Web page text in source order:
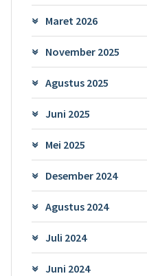
Maret 2026
November 2025
Agustus 2025
Juni 2025
Mei 2025
Desember 2024
Agustus 2024
Juli 2024
Juni 2024